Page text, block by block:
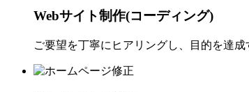
Webサイト制作(コーディング)
ご要望を丁寧にヒアリングし、目的を達